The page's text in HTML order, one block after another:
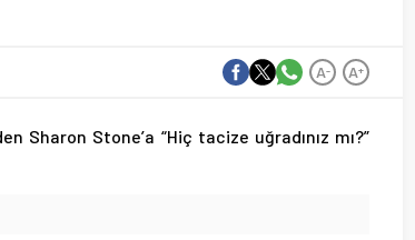
A+
A-
Sharon Stone’a “Hiç tacize uğradınız mı?”